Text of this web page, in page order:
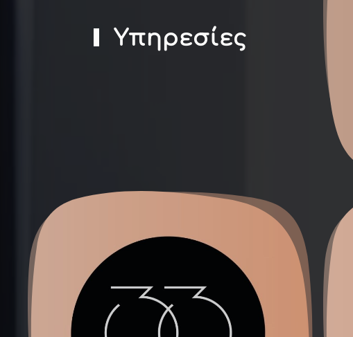
Υπηρεσίες